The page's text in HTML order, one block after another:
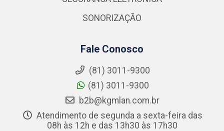
SONORIZAÇÃO
Fale Conosco
(81) 3011-9300
(81) 3011-9300
b2b@kgmlan.com.br
Atendimento de segunda a sexta-feira das
08h às 12h e das 13h30 às 17h30